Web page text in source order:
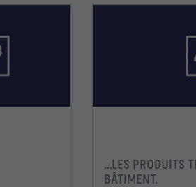
...LES PRODUITS
BÂTIMENT.